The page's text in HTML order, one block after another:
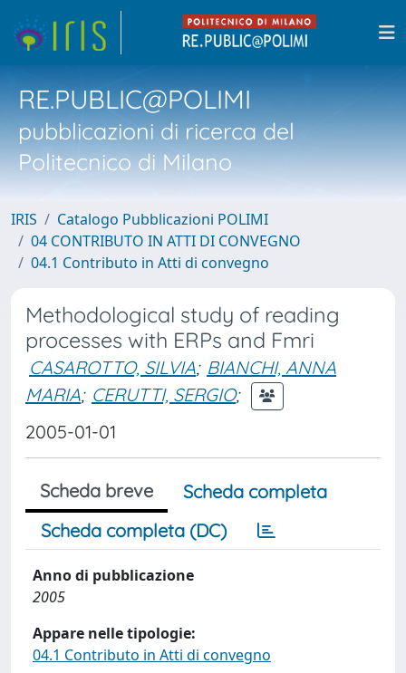
RE.PUBLIC@POLIMI
pubblicazioni di ricerca del
Politecnico di Milano
IRIS
Catalogo Pubblicazioni POLIMI
04 CONTRIBUTO IN ATTI DI CONVEGNO
04.1 Contributo in Atti di convegno
Methodological study of reading
processes with ERPs and Fmri
CASAROTTO, SILVIA; BIANCHI, ANNA
MARIA; CERUTTI, SERGIO;
2005-01-01
Scheda breve
Scheda completa
Scheda completa (DC)
Anno di pubblicazione
2005
Appare nelle tipologie:
04.1 Contributo in Atti di convegno